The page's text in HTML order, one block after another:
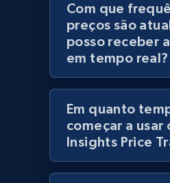
Best Buy products
URL, Product id, Title,
Currency, Discount, Initial
1.1K+ 149+
Com que
preços são
posso receber
em tempo real?
Em quanto
começar a usar
Insights Price